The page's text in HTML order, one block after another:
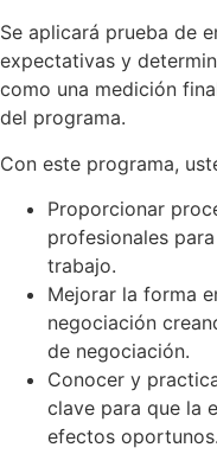
Se aplicará prueba de
expectativas y
como una medición
del programa.
Con este programa,
Proporcionar
profesionales
trabajo.
Mejorar la forma
negociación
de negociación.
Conocer y
clave para que la
efectos oportunos.